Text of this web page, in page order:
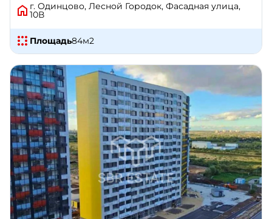
г. Одинцово, Лесной Городок, Фасадная улица,
10В
Площадь84м2